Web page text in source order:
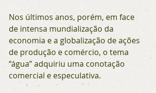
Nos últimos anos, porém, em face
de intensa mundialização da
economia e a globalização de ações
de produção e comércio, o tema
“água” adquiriu uma conotação
comercial e especulativa.